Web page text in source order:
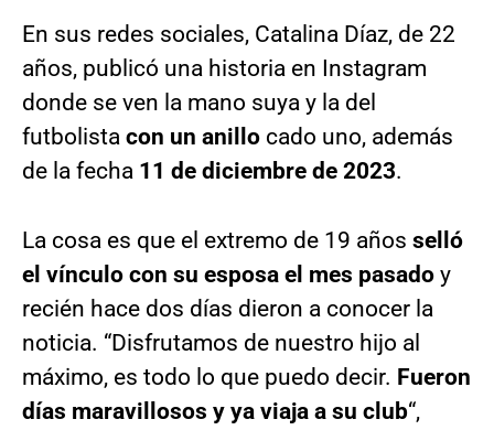
En sus redes sociales, Catalina Díaz, de 22
años, publicó una historia en Instagram
donde se ven la mano suya y la del
futbolista con un anillo cado uno, además
de la fecha 11 de diciembre de 2023.
La cosa es que el extremo de 19 años selló
el vínculo con su esposa el mes pasado y
recién hace dos días dieron a conocer la
noticia. “Disfrutamos de nuestro hijo al
máximo, es todo lo que puedo decir. Fueron
días maravillosos y ya viaja a su club“,